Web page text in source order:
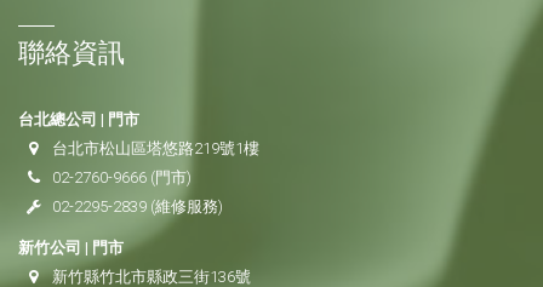
聯絡資訊
台北總公司 | 門市
台北市松山區塔悠路219號1樓
02-2760-9666 (門市)
02-2295-2839 (維修服務)
新竹公司 | 門市
新竹縣竹北市縣政三街136號